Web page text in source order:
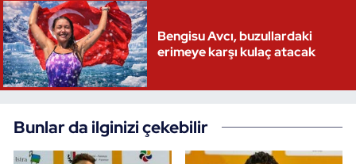
Bengisu Avcı, buzullardaki
erimeye karşı kulaç atacak
Bunlar da ilginizi çekebilir